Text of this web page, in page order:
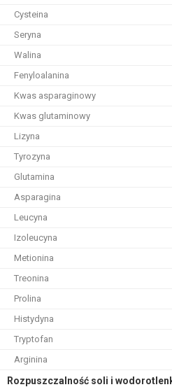
Cysteina
Seryna
Walina
Fenyloalanina
Kwas asparaginowy
Kwas glutaminowy
Lizyna
Tyrozyna
Glutamina
Asparagina
Leucyna
Izoleucyna
Metionina
Treonina
Prolina
Histydyna
Tryptofan
Arginina
Rozpuszczalność soli i